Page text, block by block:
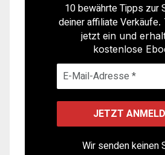
10 bewährte Tipps zur
deiner affiliate Verkäufe.
jetzt ein und
kostenlose
Wir senden keinen